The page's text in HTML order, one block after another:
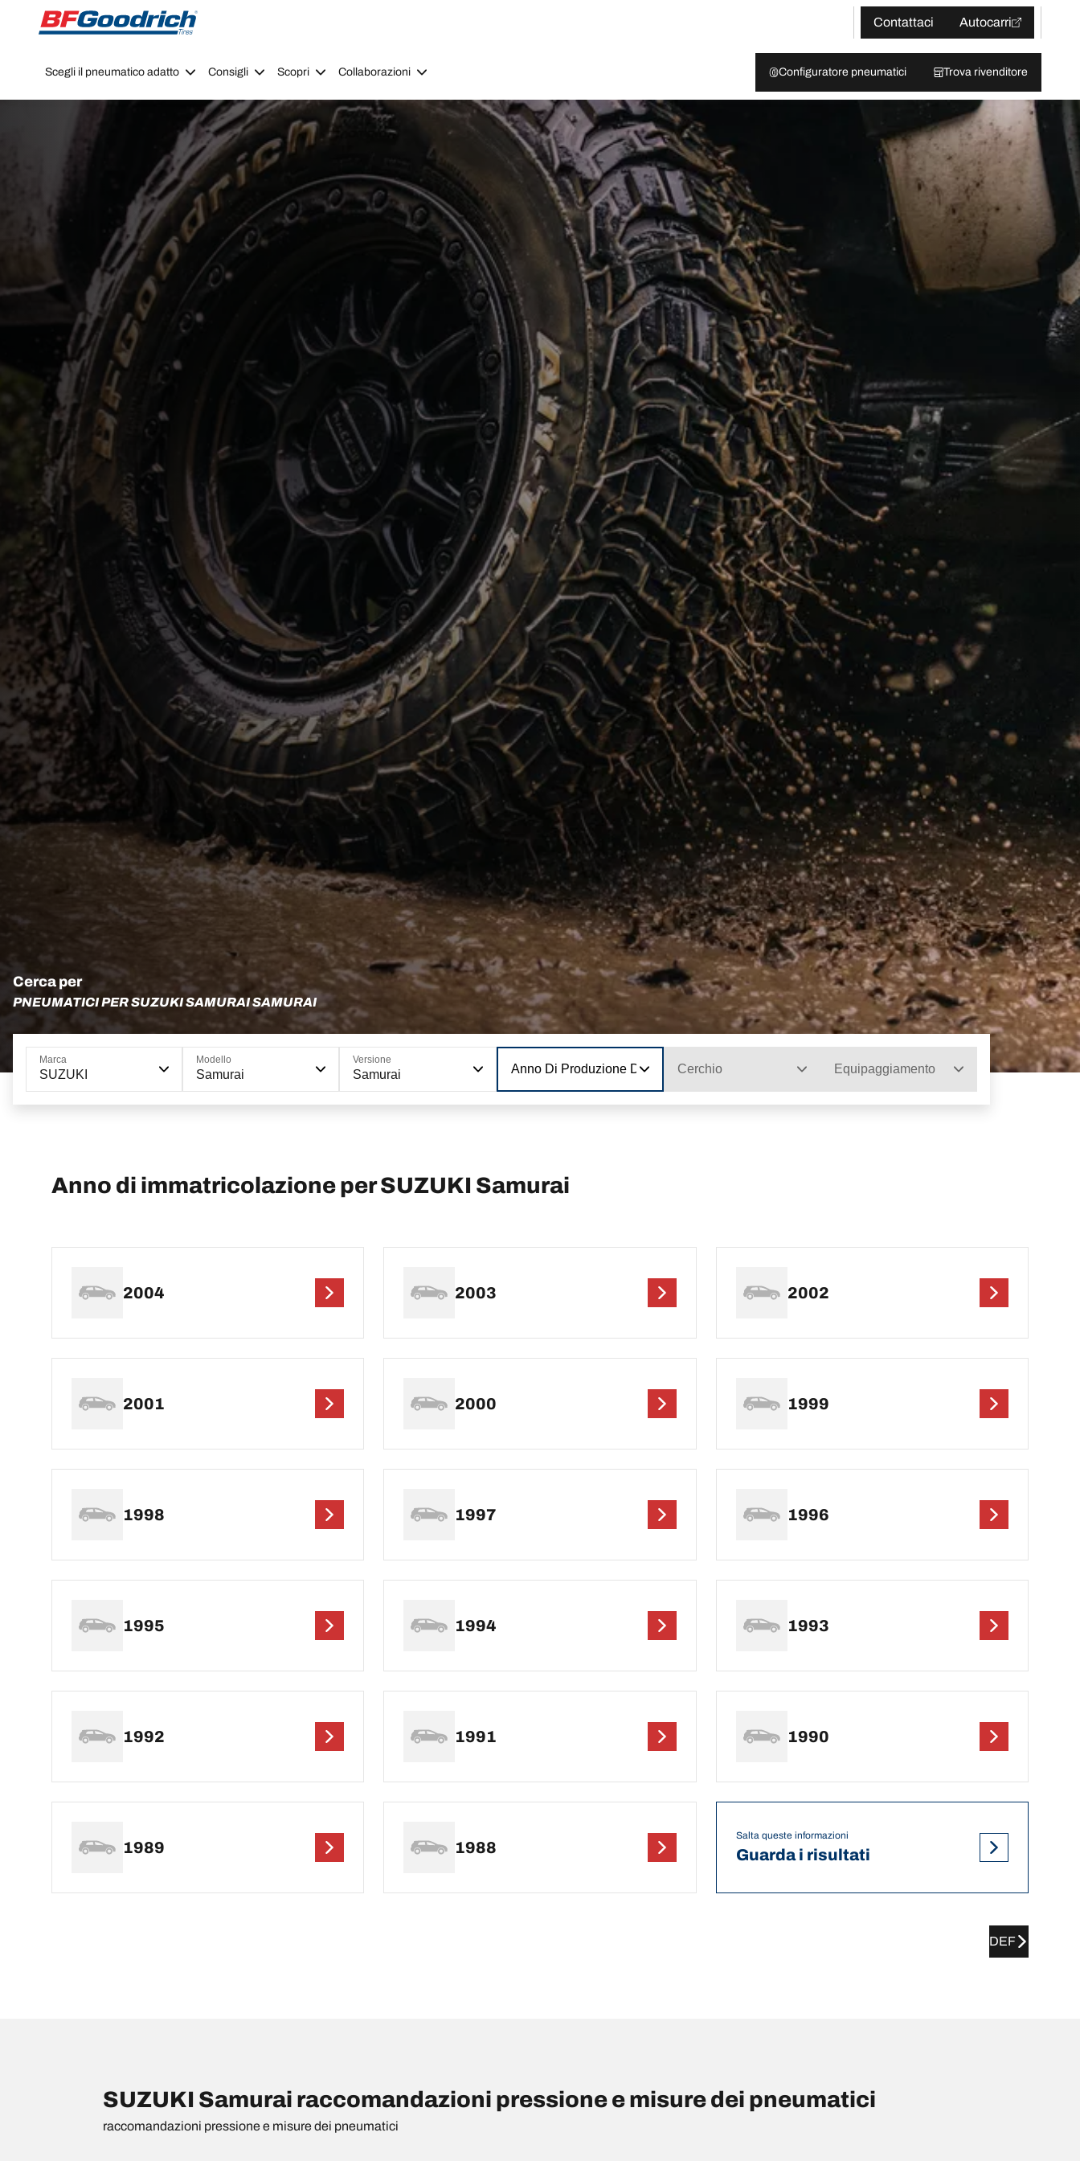
Go to page content
Go to page navigation
Contattaci
Autocarri
Scegli il pneumatico adatto Consigli Scopri Collaborazioni Configuratore pneumatici Trova rivenditore
Cerca per
PNEUMATICI PER SUZUKI SAMURAI SAMURAI
Marca
SUZUKI
Modello
Samurai
Versione
Samurai Anno Di Produzione Del ModelloCerchio Equipaggiamento
Anno di immatricolazione per SUZUKI Samurai
2004 2003 2002
2001 2000 1999
1998 1997 1996
1995 1994 1993
1992 1991 1990
1989 1988
Salta queste informazioni
Guarda i risultati
DEF
SUZUKI Samurai raccomandazioni pressione e misure dei pneumatici
raccomandazioni pressione e misure dei pneumatici